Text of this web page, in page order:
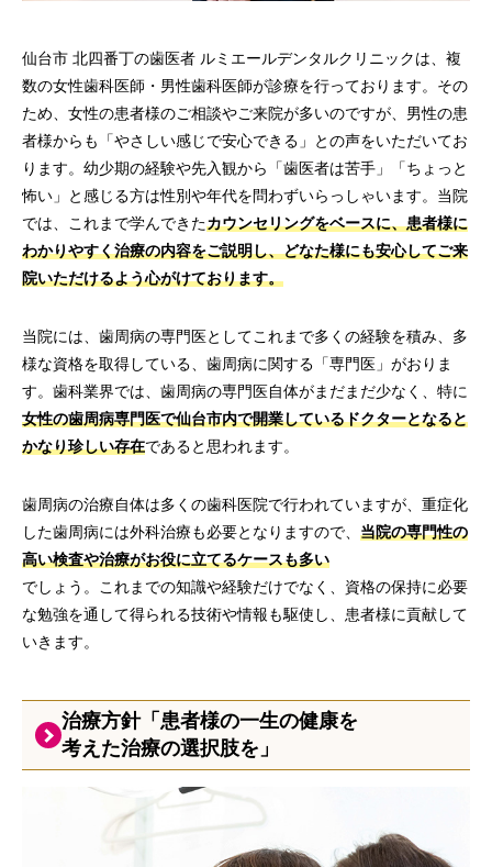
仙台市 北四番丁の歯医者 ルミエールデンタルクリニックは、複
数の女性歯科医師・男性歯科医師が診療を行っております。その
ため、女性の患者様のご相談やご来院が多いのですが、男性の患
者様からも「やさしい感じで安心できる」との声をいただいてお
ります。幼少期の経験や先入観から「歯医者は苦手」「ちょっと
怖い」と感じる方は性別や年代を問わずいらっしゃいます。当院
では、これまで学んできたカウンセリングをベースに、患者様に
わかりやすく治療の内容をご説明し、どなた様にも安心してご来
院いただけるよう心がけております。
当院には、歯周病の専門医としてこれまで多くの経験を積み、多
様な資格を取得している、歯周病に関する「専門医」がおりま
す。歯科業界では、歯周病の専門医自体がまだまだ少なく、特に
女性の歯周病専門医で仙台市内で開業しているドクターとなると
かなり珍しい存在であると思われます。
歯周病の治療自体は多くの歯科医院で行われていますが、重症化
した歯周病には外科治療も必要となりますので、 当院の専門性の
高い検査や治療がお役に立てるケースも多い
でしょう。これまでの知識や経験だけでなく、資格の保持に必要
な勉強を通して得られる技術や情報も駆使し、患者様に貢献して
いきます。
治療方針「患者様の一生の健康を
考えた治療の選択肢を」